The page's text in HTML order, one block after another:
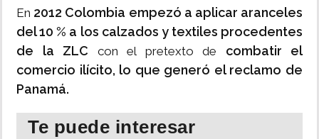
En 2012 Colombia empezó a aplicar aranceles
del 10 % a los calzados y textiles procedentes
de la ZLC con el pretexto de combatir el
comercio ilícito, lo que generó el reclamo de
Panamá.
Te puede interesar